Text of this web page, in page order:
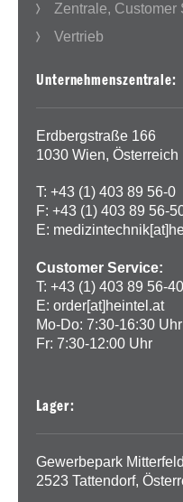
Zentrale, Customer
Vertrieb
Unternehmenszentrale:
Erdbergstraße 166
1030 Wien, Österreich
T: +43 (1) 403 89 56-0
F: +43 (1) 403 89 56-
E:
Customer Service:
T: +43 (1) 403 89 56-
E: order[at]heintel.at
Mo-Do: 7:30-16:30 Uhr
Fr: 7:30-12:00 Uhr
Lager:
Gewerbepark
2523 Tattendorf,